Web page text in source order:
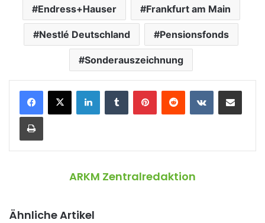
Endress+Hauser Frankfurt am Main
Nestlé Deutschland Pensionsfonds
Sonderauszeichnung
ARKM Zentralredaktion
Ähnliche Artikel